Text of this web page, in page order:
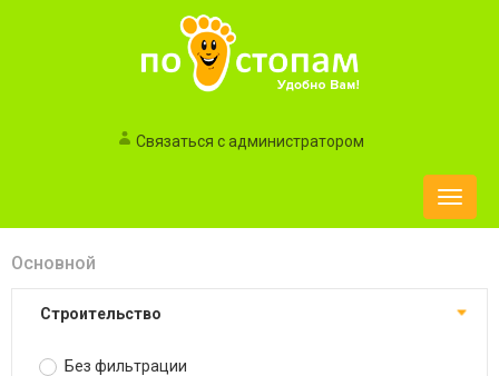
Связаться с администратором
Toggle
Основной
строительство
Без фильтрации